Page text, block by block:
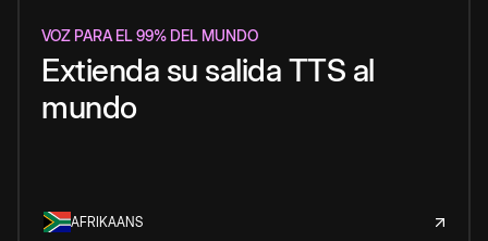
VOZ PARA EL 99% DEL MUNDO
Extienda su salida TTS al
mundo
AFRIKAANS